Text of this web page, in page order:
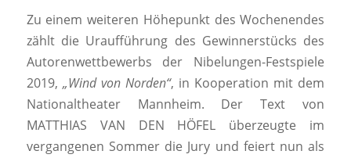
Zu einem weiteren Höhepunkt des Wochenendes
zählt die Uraufführung des Gewinnerstücks des
Autorenwettbewerbs der Nibelungen-Festspiele
2019, „Wind von Norden“, in Kooperation mit dem
Nationaltheater Mannheim. Der Text von
MATTHIAS VAN DEN HÖFEL überzeugte im
vergangenen Sommer die Jury und feiert nun als